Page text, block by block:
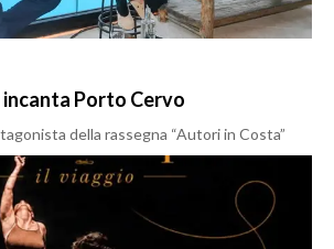
Porto Cervo
della rassegna “Autori in Costa”